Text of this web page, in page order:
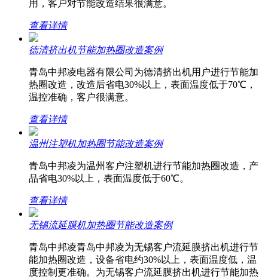
用，客户对节能改造结果很满意。
查看详情
德清挤出机节能加热圈改造案例
青岛中邦凌电器有限公司为德清挤出机用户进行节能加
热圈改造，改造后省电30%以上，表面温度低于70℃，
温控准确，客户很满意。
查看详情
温州注塑机加热圈节能改造案例
青岛中邦凌为温州客户注塑机进行节能加热圈改造，产
品省电30%以上，表面温度低于60℃。
查看详情
无锡流延膜机加热圈节能改造案例
青岛中邦凌青岛中邦凌为无锡客户流延膜挤出机进行节
能加热圈改造，设备省电约30%以上，表面温度低，温
度控制更准确。为无锡客户流延膜挤出机进行节能加热